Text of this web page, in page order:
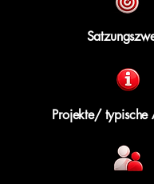
Projekte/ typische